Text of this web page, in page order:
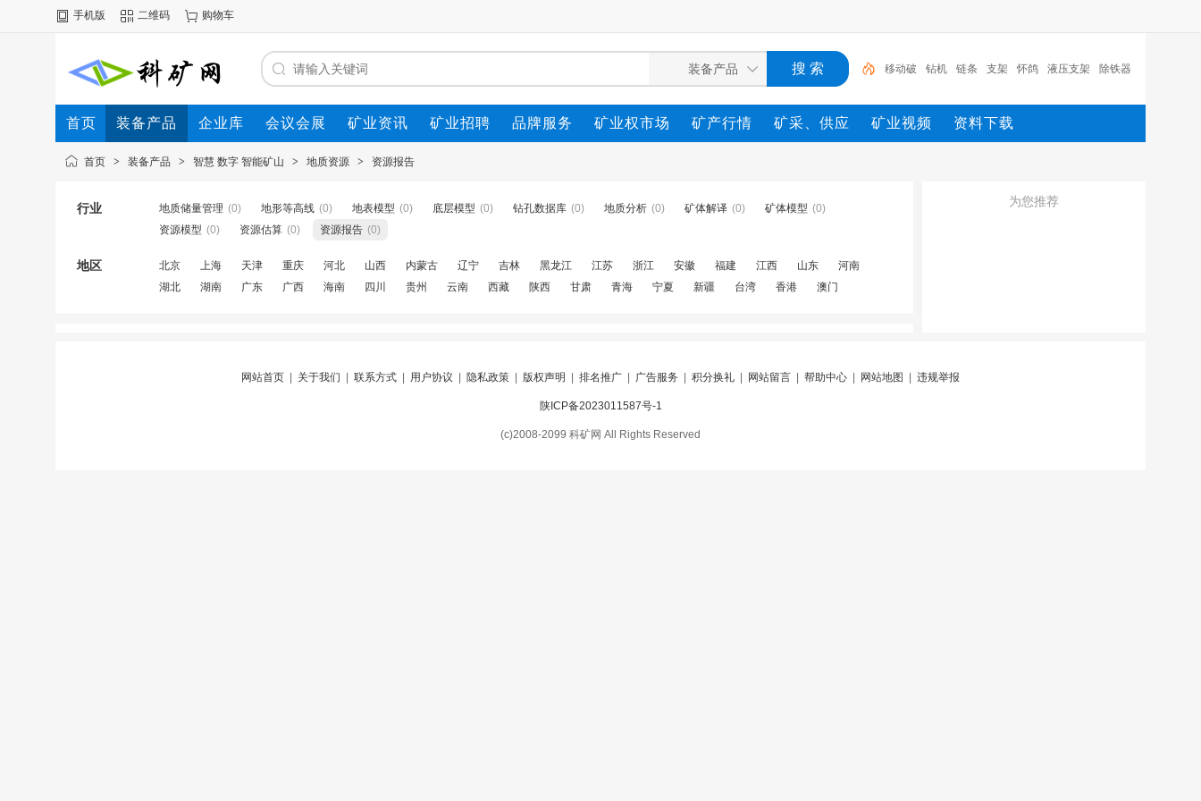
手机版 二维码 购物车
移动破 钻机 链条 支架 怀鸽 液压支架 除铁器
锚杆 电机 矿
首页 装备产品 企业库 会议会展 矿业资讯 矿业招聘 品牌服务 矿业权市场 矿产行情 矿采、供应 矿业视频 资料下载
首页 > 装备产品 > 智慧 数字 智能矿山 > 地质资源 > 资源报告
行业 地质储量管理 (0) 地形等高线 (0) 地表模型 (0) 底层模型 (0) 钻孔数据库 (0) 地质分析 (0) 矿体解译 (0) 矿体模型 (0)
资源模型 (0) 资源估算 (0) 资源报告 (0)
地区 北京 上海 天津 重庆 河北 山西 内蒙古 辽宁 吉林 黑龙江 江苏 浙江 安徽 福建 江西 山东
河南
湖北
湖南 广东 广西 海南 四川 贵州 云南 西藏 陕西 甘肃 青海 宁夏 新疆 台湾 香港 澳门
为您推荐
网站首页 关于我们 联系方式 用户协议 隐私政策 版权声明 排名推广 广告服务 积分换礼 网站留言 帮助中心 网站地图 违规举报
陕ICP备2023011587号-1
(c)2008-2099 科矿网 All Rights Reserved